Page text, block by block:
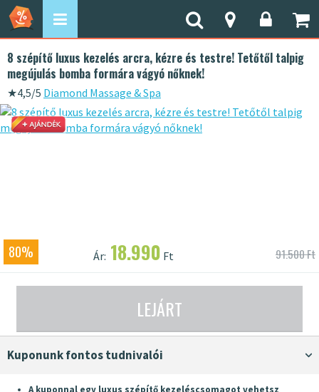
8 szépítő luxus kezelés arcra, kézre és testre! Tetőtől talpig
megújulás bomba formára vágyó nőknek!
★4,5/5 Diamond Massage & Spa
80% Ár: 18.990 Ft 91.500 Ft
LEJÁRT
Kuponunk fontos tudnivalói
A kuponnal egy luxus szépítő kezeléscsomagot vehetsz